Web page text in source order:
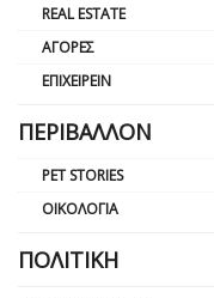
REAL ESTATE
ΑΓΟΡΈΣ
ΕΠΙΧΕΙΡΕΊΝ
ΠΕΡΙΒΆΛΛΟΝ
PET STORIES
ΟΙΚΟΛΟΓΊΑ
ΠΟΛΙΤΙΚΉ